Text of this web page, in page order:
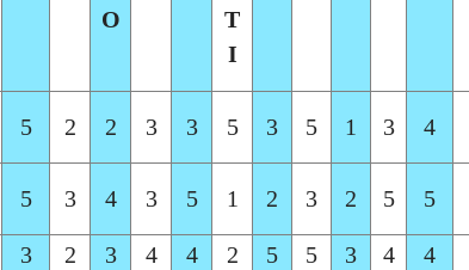
O
T
I
5 2 2 3 3 5 3 5 1 3 4
5 3 4 3 5 1 2 3 2 5 5
3 2 3 4 4 2 5 5 3 4 4